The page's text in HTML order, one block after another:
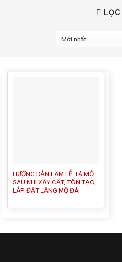
LỌC
HƯỚNG DẪN LÀM LỄ TẠ MỘ
SAU KHI XÂY CẤT, TÔN TẠO,
LẮP ĐẶT LĂNG MỘ ĐÁ